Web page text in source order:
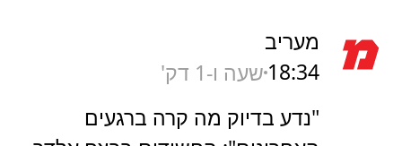
מעריב
18:34 שעה ו-1 דק'
"נדע בדיוק מה קרה ברגעים